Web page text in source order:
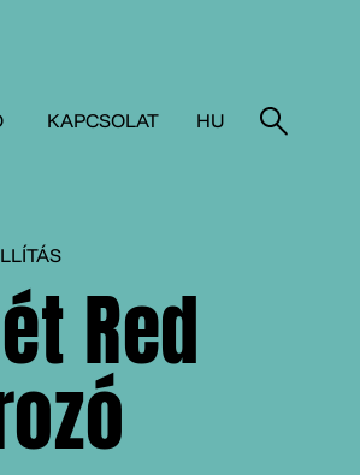
KAPCSOLAT HU
Red